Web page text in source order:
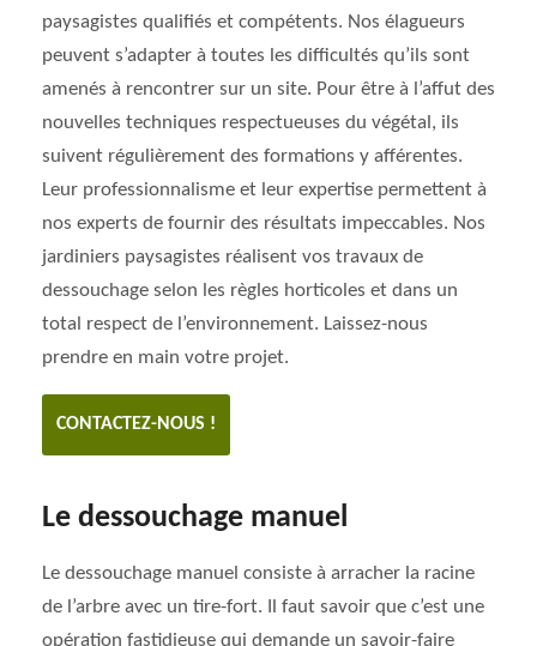
paysagistes qualifiés et compétents. Nos élagueurs
peuvent s’adapter à toutes les difficultés qu’ils sont
amenés à rencontrer sur un site. Pour être à l’affut des
nouvelles techniques respectueuses du végétal, ils
suivent régulièrement des formations y afférentes.
Leur professionnalisme et leur expertise permettent à
nos experts de fournir des résultats impeccables. Nos
jardiniers paysagistes réalisent vos travaux de
dessouchage selon les règles horticoles et dans un
total respect de l’environnement. Laissez-nous
prendre en main votre projet.
CONTACTEZ-NOUS !
Le dessouchage manuel
Le dessouchage manuel consiste à arracher la racine
de l’arbre avec un tire-fort. Il faut savoir que c’est une
opération fastidieuse qui demande un savoir-faire